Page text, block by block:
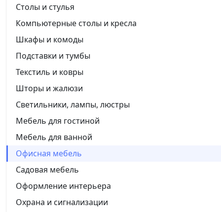
Столы и стулья
Компьютерные столы и кресла
Шкафы и комоды
Подставки и тумбы
Текстиль и ковры
Шторы и жалюзи
Светильники, лампы, люстры
Мебель для гостиной
Мебель для ванной
Офисная мебель
Садовая мебель
Оформление интерьера
Охрана и сигнализации